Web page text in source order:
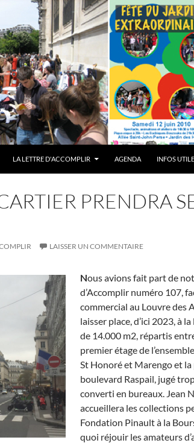
LA LETTRE D'ACCOMPLIR AGENDA INFOS
PRENDRA
LAISSER UN COMMENTAIRE
Nous avions fait part de
d’Accomplir numéro 107,
commercial au Louvre des
laisser place, d’ici 2023, à
de 14.000 m2, répartis
premier étage de
St Honoré et Marengo et la
boulevard Raspail, jugé
converti en bureaux. Jean
accueillera les collections
Fondation Pinault à la
quoi réjouir les amateurs